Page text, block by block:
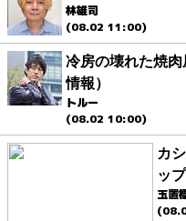
林雄司
(08.02 11:00)
冷房の壊れた焼
情報）
トルー
(08.02 10:00)
カ
ッ
玉置